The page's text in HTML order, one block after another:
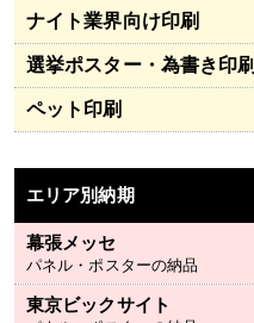
ナイト業界向け印刷
選挙ポスター・為書き印刷
ペット印刷
エリア別納期
幕張メッセ
パネル・ポスターの納品
東京ビックサイト